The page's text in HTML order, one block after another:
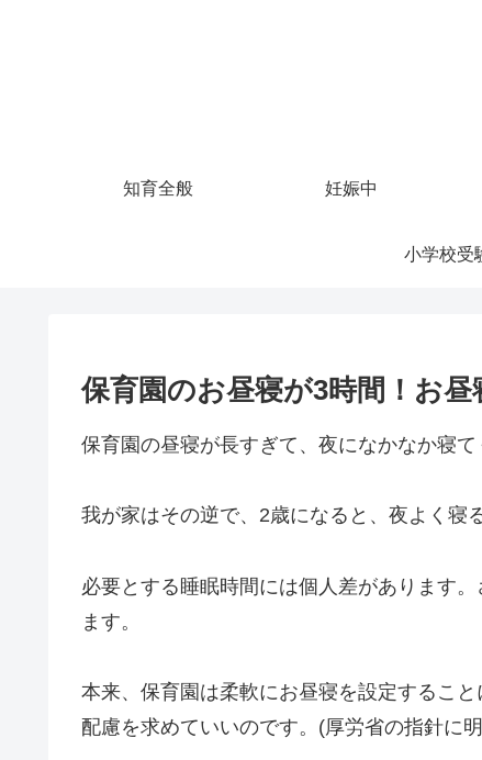
知育全般 妊娠中
小学校受
保育園のお昼寝が3時間！お
保育園の昼寝が長すぎて、夜になかなか寝
我が家はその逆で、2歳になると、夜よく寝
必要とする睡眠時間には個人差があります
ます。
本来、保育園は柔軟にお昼寝を設定するこ
配慮を求めていいのです。(厚労省の指針に